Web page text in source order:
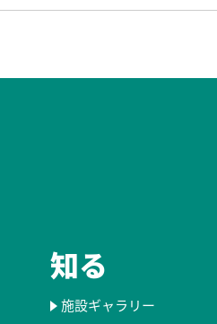
知る
施設ギャラリー